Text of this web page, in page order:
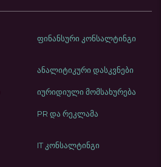
ფინანსური კონსალტინგი
ანალიტიკური დასკვნები
იურიდიული მომსახურება
PR და რეკლამა
IT კონსალტინგი